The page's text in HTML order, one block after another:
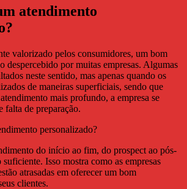
atendimento
valorizado pelos consumidores, um bom
despercebido por muitas empresas. Algumas
neste sentido, mas apenas quando os
de maneiras superficiais, sendo que
mais profundo, a empresa se
falta de preparação.
do início ao fim, do prospect ao pós-
Isso mostra como as empresas
atrasadas em oferecer um bom
clientes.